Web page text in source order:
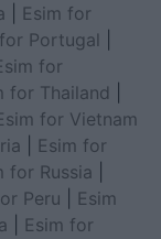
Esim for
Portugal
for
for Thailand
for Vietnam
Esim for
for Russia
Peru
Esim
Esim for